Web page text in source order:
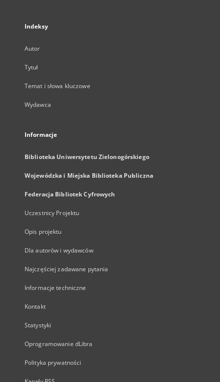
Indeksy
Autor
Tytuł
Temat i słowa kluczowe
Wydawca
Informacje
Biblioteka Uniwersytetu Zielonogórskiego
Wojewódzka i Miejska Biblioteka Publiczna
Federacja Bibliotek Cyfrowych
Uczestnicy Projektu
Opis projektu
Dla autorów i wydawców
Najczęściej zadawane pytania
Informacje techniczne
Kontakt
Statystyki
Oprogramowanie dLibra
Polityka prywatności